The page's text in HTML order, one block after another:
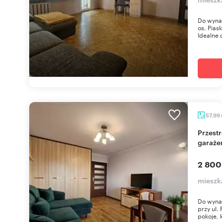
Do
os.
Idealne
57,99
Przestronne 3-pokojowe mieszkanie z balkonem i
2
Do
przy ul.
pokoje,